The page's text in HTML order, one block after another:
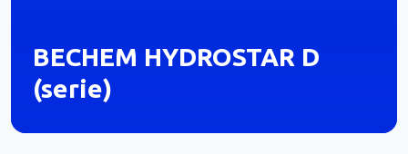
BECHEM HYDROSTAR D
(serie)